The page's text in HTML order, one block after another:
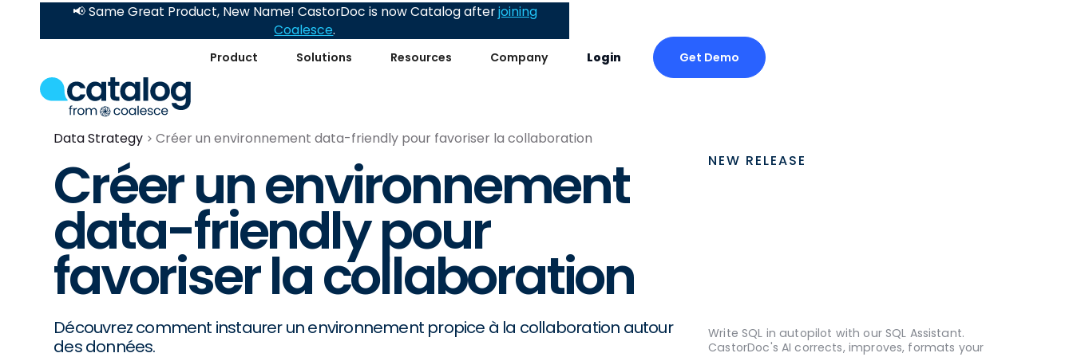
Product Solutions Resources Company Login Get Demo
📢 Same Great Product, New Name! CastorDoc is now Catalog afterjoining
Coalesce.
Data Strategy Créer un environnement data-friendly pour favoriser la collaboration
Créer un environnement
data-friendly pour
favoriser la collaboration
Découvrez comment instaurer un environnement propice à la collaboration autour
des données.
NEW RELEASE
Write SQL in autopilot with our SQL Assistant.
CastorDoc's AI corrects, improves, formats your